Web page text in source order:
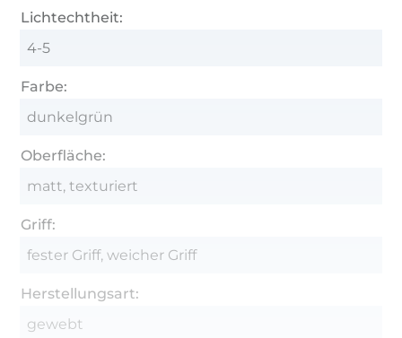
Lichtechtheit:
4-5
Farbe:
dunkelgrün
Oberfläche:
matt, texturiert
Griff:
fester Griff, weicher Griff
Herstellungsart:
gewebt